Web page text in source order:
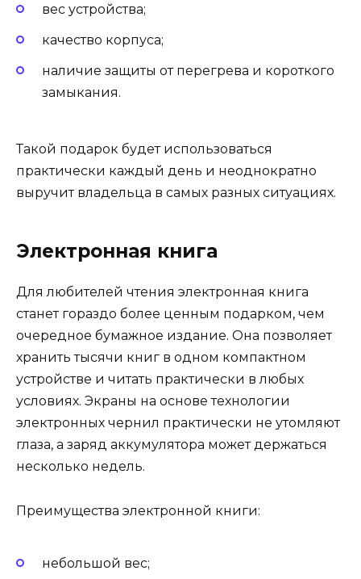
вес устройства;
качество корпуса;
наличие защиты от перегрева и короткого
замыкания.
Такой подарок будет использоваться
практически каждый день и неоднократно
выручит владельца в самых разных ситуациях.
Электронная книга
Для любителей чтения электронная книга
станет гораздо более ценным подарком, чем
очередное бумажное издание. Она позволяет
хранить тысячи книг в одном компактном
устройстве и читать практически в любых
условиях. Экраны на основе технологии
электронных чернил практически не утомляют
глаза, а заряд аккумулятора может держаться
несколько недель.
Преимущества электронной книги:
небольшой вес;